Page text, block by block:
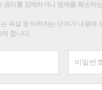
권리를 침해하거나 명예를 훼손하
욕설 등 비하하는 단어가 내용에
합니다.